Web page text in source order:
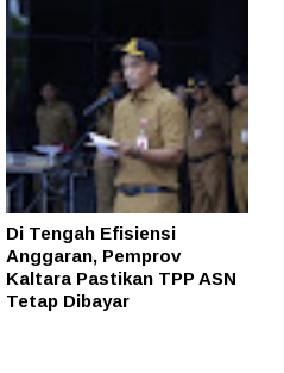
Di Tengah Efisiensi
Anggaran, Pemprov
Kaltara Pastikan TPP ASN
Tetap Dibayar